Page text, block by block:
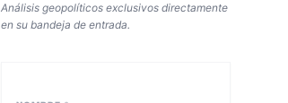
Análisis geopolíticos exclusivos directamente
en su bandeja de entrada.